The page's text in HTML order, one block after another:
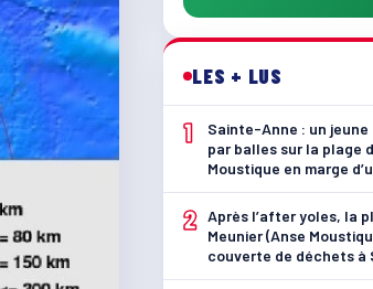
LES + LUS
1
Sainte-Anne : un jeune
par balles sur la plage
Moustique en marge
2 Après l’after yoles, la
Meunier (Anse
couverte de déchets à